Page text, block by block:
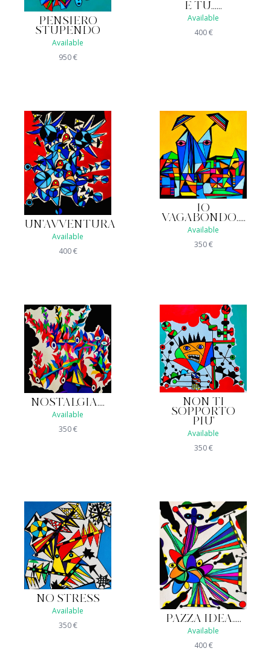
PENSIERO
STUPENDO
Available
950€
E TU......
Available
400€
UN'AVVENTURA
Available
400€
IO
VAGABONDO.....
Available
350€
NOSTALGIA....
Available
350€
NON TI
SOPPORTO
PIU'
Available
350€
NO STRESS
Available
350€
PAZZA IDEA.....
Available
400€